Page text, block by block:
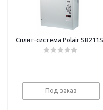
Сплит-система Polair SB211S
Под заказ